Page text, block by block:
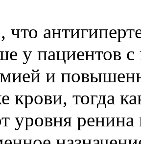
что
у пациентов с
и
крови, тогда
уровня